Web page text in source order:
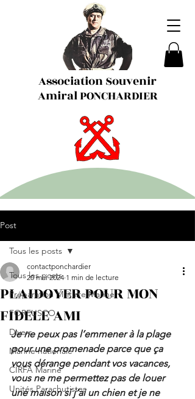
Association Souvenir
Amiral PONCHARDIER
Post
Tous les posts
Préparation Militaire Marine
FORFUSCO
Divers
Marine nationale
CIRFA Marine
Unités Parachutistes
Tous les posts
PLAIDOYER POUR MON
FIDELE AMI
contactponchardier
20 mai 2024 1 min de lecture
Je ne peux pas l’emmener à la plage
pour une promenade parce que ça
vous dérange pendant vos vacances,
vous ne me permettez pas de louer
une maison si j’ai un chien et je ne